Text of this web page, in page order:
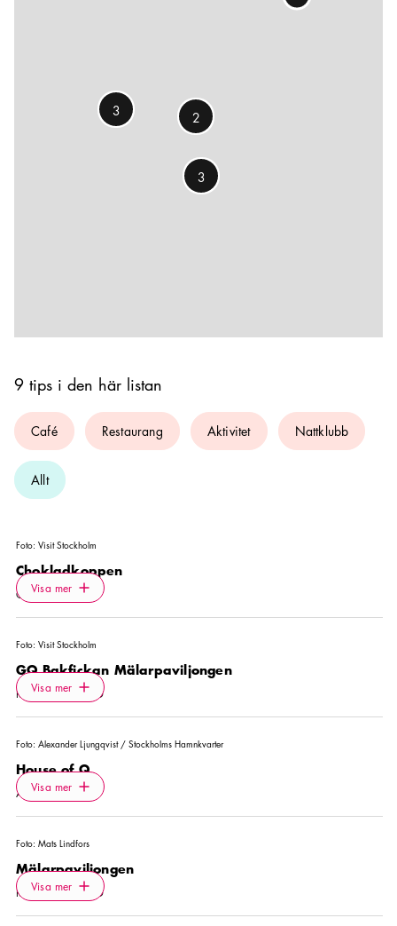
9 tips i den här listan
Café Restaurang Aktivitet Nattklubb
Allt
Foto: Visit Stockholm
Chokladkoppen
CAFÉ
Visa mer Icon.plusAltText
Visa mer
Foto: Visit Stockholm
GQ Bakfickan Mälarpaviljongen
RESTAURANG
Visa mer Icon.plusAltText
Visa mer
Foto: Alexander Ljungqvist / Stockholms Hamnkvarter
House of Q
AKTIVITET
Visa mer Icon.plusAltText
Visa mer
Foto: Mats Lindfors
Mälarpaviljongen
RESTAURANG
Visa mer Icon.plusAltText
Visa mer
2
3
3